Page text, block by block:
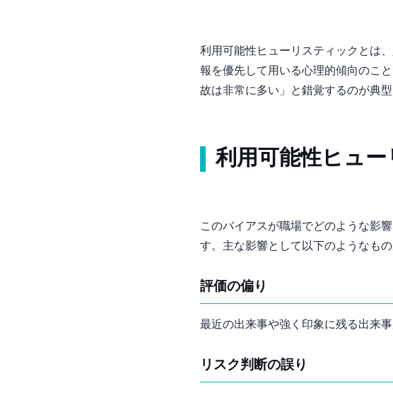
利用可能性ヒューリスティックとは
報を優先して用いる心理的傾向のこ
故は非常に多い」と錯覚するのが典型
利用可能性ヒュ
このバイアスが職場でどのような影
す。主な影響として以下のようなもの
評価の偏り
最近の出来事や強く印象に残る出来
リスク判断の誤り